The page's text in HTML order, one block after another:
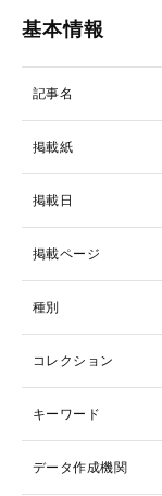
基本情報
記事名
掲載紙
掲載日
掲載ページ
種別
コレクション
キーワード
データ作成機関